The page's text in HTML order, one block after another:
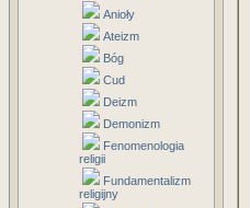
Anioły
Ateizm
Bóg
Cud
Deizm
Demonizm
Fenomenologia
religii
Fundamentalizm
religijny